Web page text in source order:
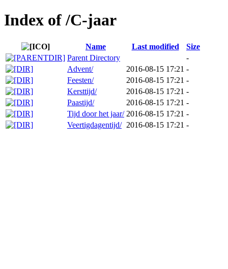
Index of /C-jaar
Name Last modified
Size
Parent Directory
-
Advent/
2016-08-15 17:21 -
Feesten/
2016-08-15 17:21 -
Kersttijd/
2016-08-15 17:21 -
Paastijd/
2016-08-15 17:21 -
Tijd door het jaar/ 2016-08-15 17:21 -
Veertigdagentijd/ 2016-08-15 17:21 -